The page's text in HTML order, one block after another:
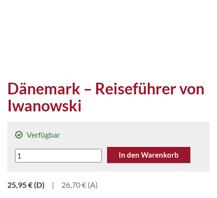
Dänemark – Reiseführer von
Iwanowski
Verfügbar
Dänemark
-
von
In den Warenkorb
25,95€(D) |
26,70 € (A)